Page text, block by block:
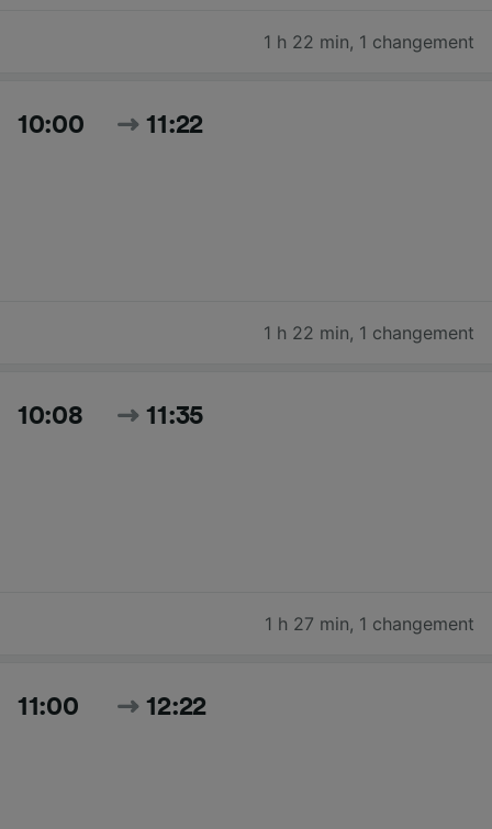
1 h 22 min, 1 changement
10:00 11:22
1 h 22 min, 1 changement
10:08 11:35
1 h 27 min, 1 changement
11:00 12:22